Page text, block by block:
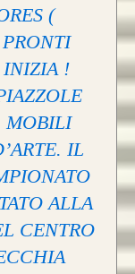
(
INIZIA !
MOBILI
IL
ALLA
CENTRO